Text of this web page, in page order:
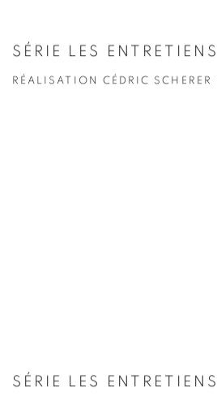
SÉRIE LES ENTRETIENS
RÉALISATION CÉDRIC
SÉRIE LES ENTRETIENS